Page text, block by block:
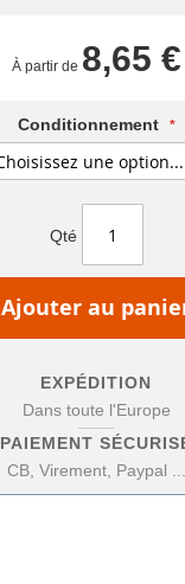
À partir de 8,65 €
Conditionnement
Qté
Ajouter au
EXPÉDITION
Dans toute l'Europe
PAIEMENT
CB, Virement, Paypal ...